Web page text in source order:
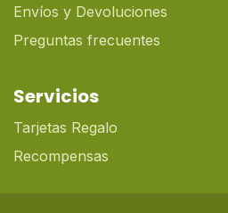
Envíos y Devoluciones
Preguntas frecuentes
Servicios
Tarjetas Regalo
Recompensas